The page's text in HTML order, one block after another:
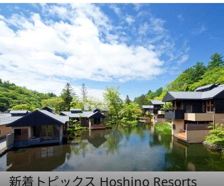
新着トピックス Hoshino Resorts